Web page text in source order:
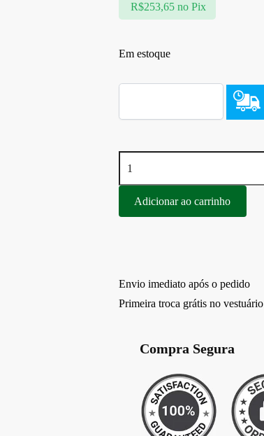
R$253,65 no Pix
Em estoque
Adicionar ao carrinho
Envio imediato após o pedido
Primeira troca grátis no vestuário
Compra Segura